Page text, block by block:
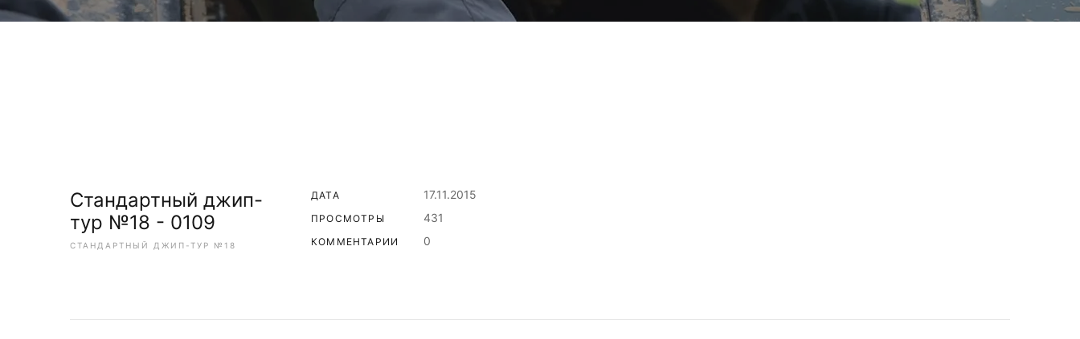
Стандартный джип-
тур №18 - 0109
СТАНДАРТНЫЙ ДЖИП-ТУР №18
ДАТА 17.11.2015
ПРОСМОТРЫ 431
КОММЕНТАРИИ 0